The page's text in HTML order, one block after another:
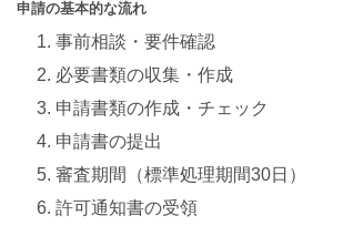
申請の基本的な流れ
事前相談・要件確認
必要書類の収集・作成
申請書類の作成・チェック
申請書の提出
審査期間（標準処理期間30日）
許可通知書の受領